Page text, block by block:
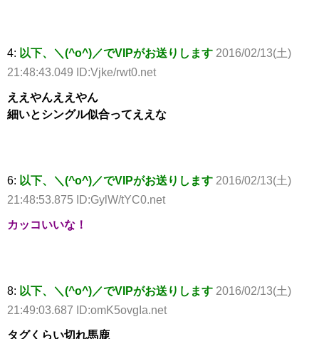
4: 以下、＼(^o^)／でVIPがお送りします 2016/02/13(土)
21:48:43.049 ID:Vjke/rwt0.net
ええやんええやん
細いとシングル似合ってええな
6: 以下、＼(^o^)／でVIPがお送りします 2016/02/13(土)
21:48:53.875 ID:GylW/tYC0.net
カッコいいな！
8: 以下、＼(^o^)／でVIPがお送りします 2016/02/13(土)
21:49:03.687 ID:omK5ovgIa.net
タグくらい切れ馬鹿